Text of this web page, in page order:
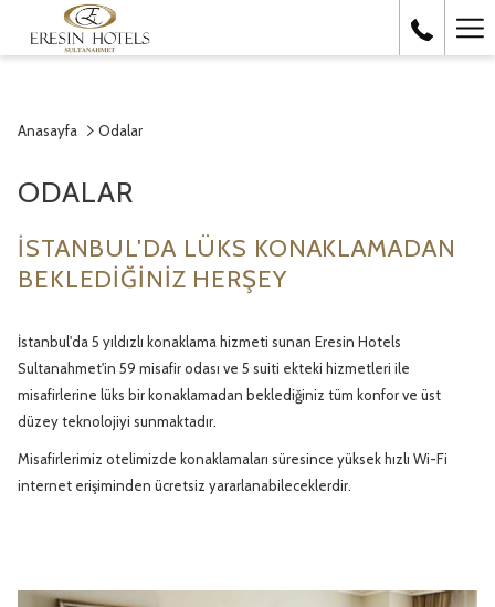
Anasayfa Odalar
ODALAR
İSTANBUL'DA LÜKS KONAKLAMADAN
BEKLEDIĞINIZ HERŞEY
İstanbul'da 5 yıldızlı konaklama hizmeti sunan Eresin Hotels
Sultanahmet'in 59 misafir odası ve 5 suiti ekteki hizmetleri ile
misafirlerine lüks bir konaklamadan beklediğiniz tüm konfor ve üst
düzey teknolojiyi sunmaktadır.
Misafirlerimiz otelimizde konaklamaları süresince yüksek hızlı Wi-Fi
internet erişiminden ücretsiz yararlanabileceklerdir.